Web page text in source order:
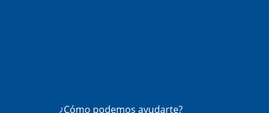
¿Cómo podemos ayudarte?